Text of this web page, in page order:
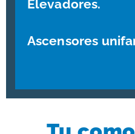
Elevadores.
Ascensores